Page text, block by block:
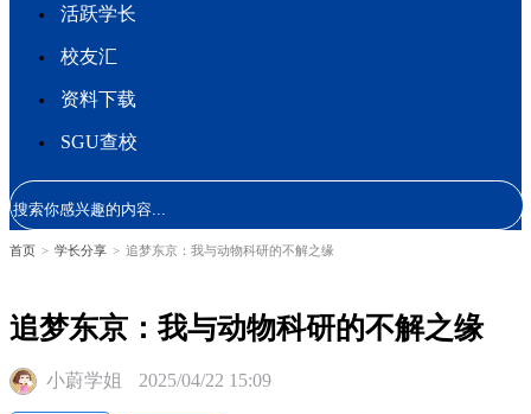
活跃学长
校友汇
资料下载
SGU查校
首页 > 学长分享 > 追梦东京：我与动物科研的不解之缘
追梦东京：我与动物科研的不解之缘
小蔚学姐 2025/04/22 15:09